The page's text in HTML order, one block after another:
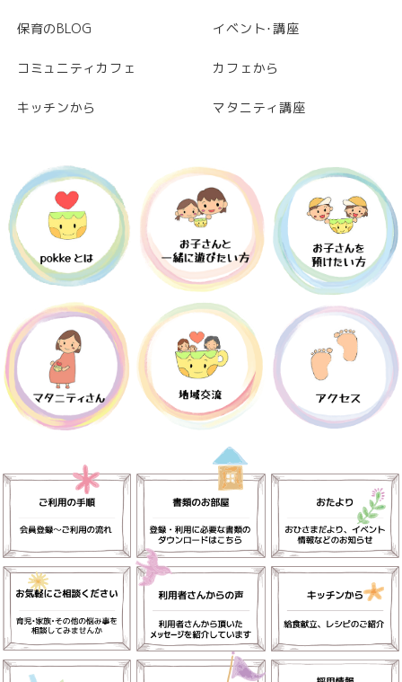
保育のBLOG イベント･講座
コミュニティカフェ カフェから
キッチンから マタニティ講座